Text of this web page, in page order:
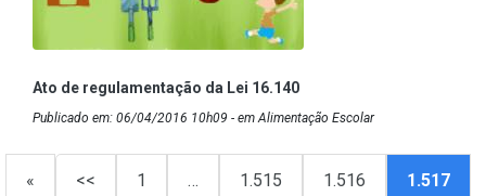
Ato de regulamentação da Lei 16.140
Publicado em: 06/04/2016 10h09 - em Alimentação Escolar
« << 1 … 1.515 1.516 1.517